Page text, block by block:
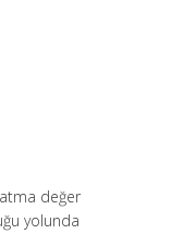
değer
yolunda